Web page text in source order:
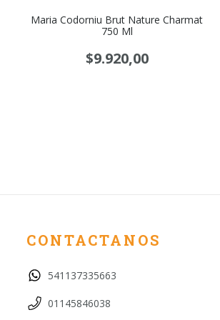
Maria Codorniu Brut Nature Charmat
750 Ml
$9.920,00
CONTACTANOS
541137335663
01145846038